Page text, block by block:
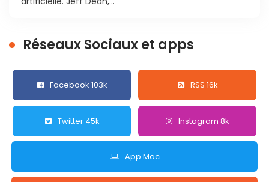
Réseaux Sociaux et apps
Facebook 103k RSS 16k
Twitter 45k Instagram 8k
App Mac